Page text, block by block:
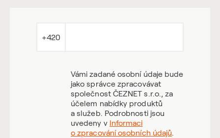
+420
Vámi zadané osobní údaje bude
jako správce zpracovávat
společnost ČEZNET s.r.o., za
účelem nabídky produktů
a služeb. Podrobnosti jsou
uvedeny v Informaci
o zpracování osobních údajů.